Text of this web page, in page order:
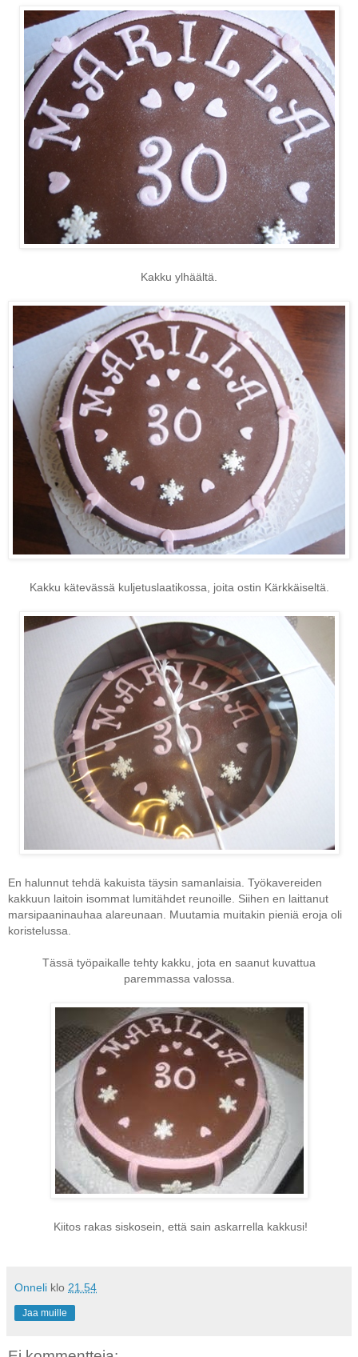
Kakku ylhäältä.
Kakku kätevässä kuljetuslaatikossa, joita ostin Kärkkäiseltä.
En halunnut tehdä kakuista täysin samanlaisia. Työkavereiden
kakkuun laitoin isommat lumitähdet reunoille. Siihen en laittanut
marsipaaninauhaa alareunaan. Muutamia muitakin pieniä eroja oli
koristelussa.
Tässä työpaikalle tehty kakku, jota en saanut kuvattua
paremmassa valossa.
Kiitos rakas siskosein, että sain askarrella kakkusi!
Onneli klo 21.54
Jaa muille